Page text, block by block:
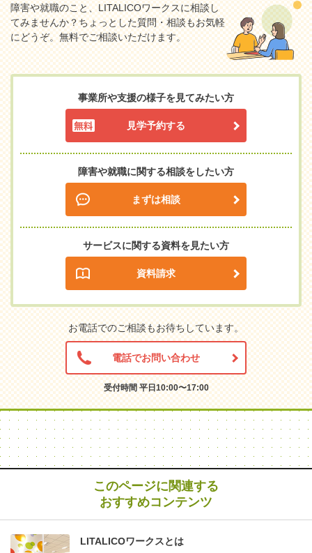
障害や就職のこと、LITALICOワークスに相談し
てみませんか？ちょっとした質問・相談もお気軽
にどうぞ。無料でご相談いただけます。
事業所や支援の様子を見てみたい方
見学予約する
障害や就職に関する相談をしたい方
まずは相談
サービスに関する資料を見たい方
資料請求
お電話でのご相談もお待ちしています。
電話でお問い合わせ
受付時間 平日10:00〜17:00
このページに関連する
おすすめコンテンツ
LITALICOワークスとは